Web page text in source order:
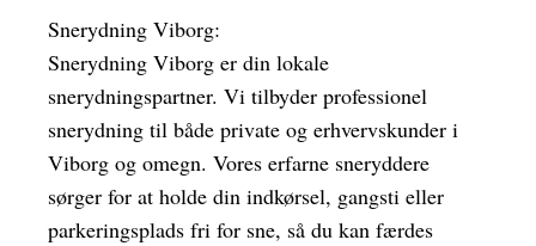
Snerydning Viborg:
Snerydning Viborg er din lokale
snerydningspartner. Vi tilbyder professionel
snerydning til både private og erhvervskunder i
Viborg og omegn. Vores erfarne sneryddere
sørger for at holde din indkørsel, gangsti eller
parkeringsplads fri for sne, så du kan færdes